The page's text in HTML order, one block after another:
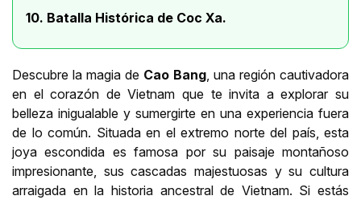
10. Batalla Histórica de Coc Xa.
Descubre la magia de Cao Bang, una región cautivadora
en el corazón de Vietnam que te invita a explorar su
belleza inigualable y sumergirte en una experiencia fuera
de lo común. Situada en el extremo norte del país, esta
joya escondida es famosa por su paisaje montañoso
impresionante, sus cascadas majestuosas y su cultura
arraigada en la historia ancestral de Vietnam. Si estás